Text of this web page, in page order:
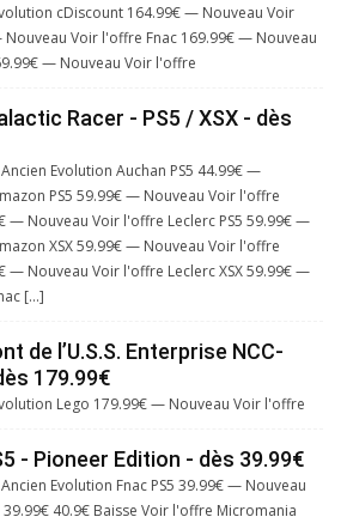
cDiscount 164.99€ — Nouveau Voir
Voir l'offre Fnac 169.99€ — Nouveau
— Nouveau Voir l'offre
Racer - PS5 / XSX - dès
Evolution Auchan PS5 44.99€ —
PS5 59.99€ — Nouveau Voir l'offre
— Nouveau Voir l'offre Leclerc PS5 59.99€ —
XSX 59.99€ — Nouveau Voir l'offre
— Nouveau Voir l'offre Leclerc XSX 59.99€ —
[…]
de l’U.S.S. Enterprise NCC-
179.99€
Lego 179.99€ — Nouveau Voir l'offre
- Pioneer Edition - dès 39.99€
Evolution Fnac PS5 39.99€ — Nouveau
40.9€ Baisse Voir l'offre Micromania